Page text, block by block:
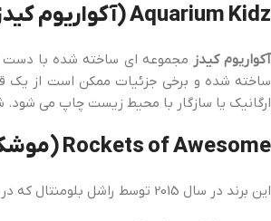
Aquarium Kidz (آکواریوم کیدز)
آکواریوم کیدز مجموعه ای ساخته شده با دست
ساخته شده و برخی جزئیات ممکن است از
ارگانیک یا سازگار با محیط زیست چاپ می شود.
Rockets of Awesome (موشک عالی)
این برند در سال 2015 توسط راشل بلومنتال که در منهتن اقامت دارد تاسیس شد.